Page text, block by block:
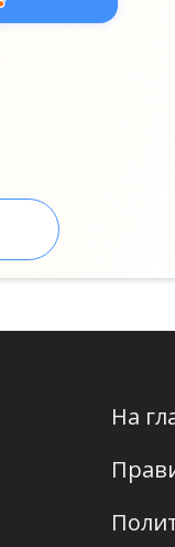
На